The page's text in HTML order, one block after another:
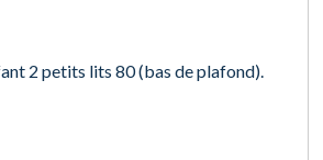
2 petits lits 80 (bas de plafond).